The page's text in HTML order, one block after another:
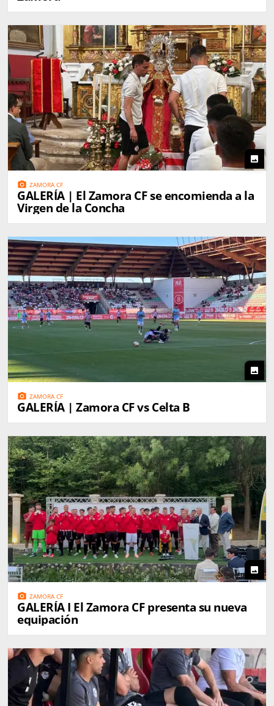
photo
photo_camera ZAMORA CF
GALERÍA | El Zamora CF se encomienda a la
Virgen de la Concha
photo
photo_camera ZAMORA CF
GALERÍA | Zamora CF vs Celta B
photo
photo_camera ZAMORA CF
GALERÍA I El Zamora CF presenta su nueva
equipación